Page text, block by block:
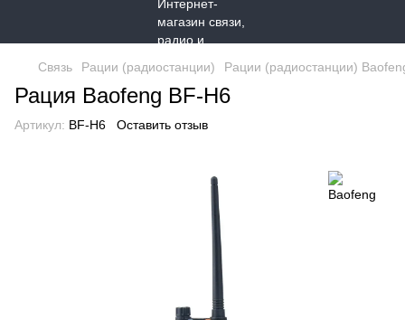
Связь Рации (радиостанции) Рации (радиостанции)
Рация Baofeng BF-H6
Артикул: BF-H6 Оставить отзыв